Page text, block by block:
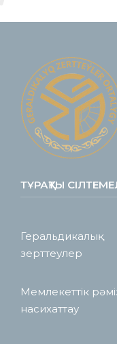
ТҰРАҚТЫ
Геральдикалық
зерттеулер
Мемлекеттік
насихаттау